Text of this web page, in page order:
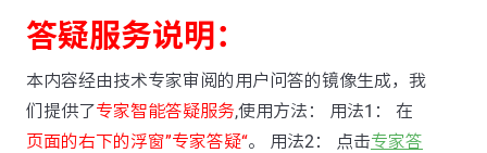
答疑服务说明：
本内容经由技术专家审阅的用户问答的镜像生成，我
们提供了专家智能答疑服务,使用方法： 用法1： 在
页面的右下的浮窗”专家答疑“。 用法2： 点击专家答